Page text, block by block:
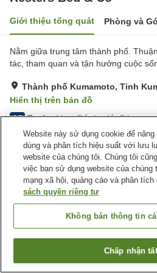
Giới thiệu tổng quát Phòng và
Nằm giữa trung tâm thành phố.
tác, tham quan và tận hưởng cuộc
Thành phố Kumamoto, Tỉnh
Hiển thị trên bản đồ
4.3 Tuyệt vời Đánh giá:5lượt
Tiện nghi chỗ nghỉ
Bãi đỗ xe
Phòng đa năng
Nhật Bản Tỉnh
Resters Bed & Co
Tìm phòng
Website này sử dụng cookie để
dùng và phân tích hiệu suất với lưu
website của chúng tôi. Chúng tôi
việc bạn sử dụng website của chúng
mạng xã hội, quảng cáo và phân tích
sách quyền riêng tư
Không bán thông tin
Chấp nhận